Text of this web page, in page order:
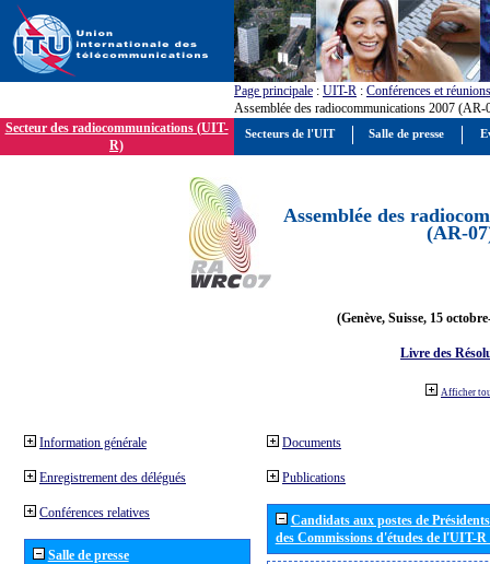
Page principale : UIT-R : Conférences et réunions
Assemblée des radiocommunications 2007 (AR-
Secteur des radiocommunications (UIT-
R)
Assemblée des
(AR-
(Genève, Suisse, 15
Livre des
Afficher
Information générale
Enregistrement des délégués
Conférences relatives
Salle de presse
Documents
Publications
Candidats aux postes de
des Commissions d'études de l'UIT-
Secteurs de l'UIT Salle de presse